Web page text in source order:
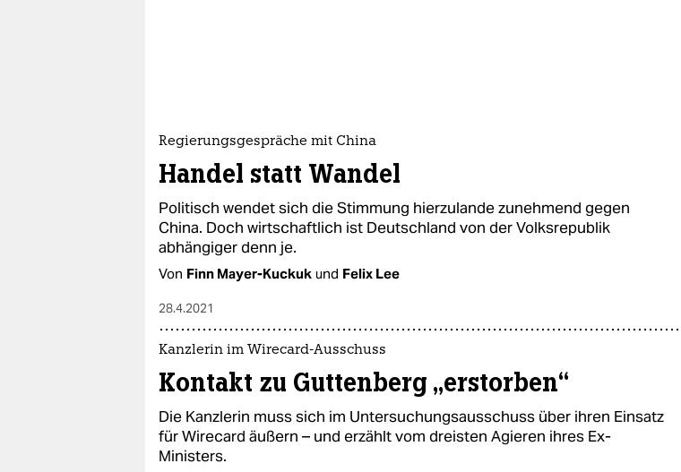
Regierungsgespräche mit China
Handel statt Wandel
Politisch wendet sich die Stimmung hierzulande zunehmend gegen
China. Doch wirtschaftlich ist Deutschland von der Volksrepublik
abhängiger denn je.
Von Finn Mayer-Kuckuk und Felix Lee
28.4.2021
Kanzlerin im Wirecard-Ausschuss
Kontakt zu Guttenberg „erstorben“
Die Kanzlerin muss sich im Untersuchungsausschuss über ihren Einsatz
für Wirecard äußern – und erzählt vom dreisten Agieren ihres Ex-
Ministers.